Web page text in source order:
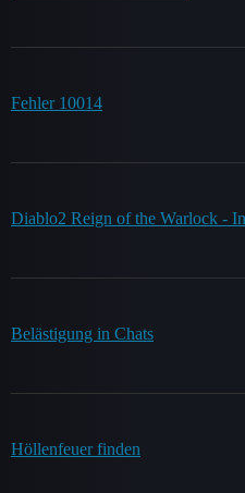
Fehler 10014
Diablo2 Reign of the Warlock -
Belästigung in Chats
Höllenfeuer finden